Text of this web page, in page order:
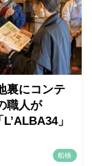
裏にコンテ
職人が
」
船橋